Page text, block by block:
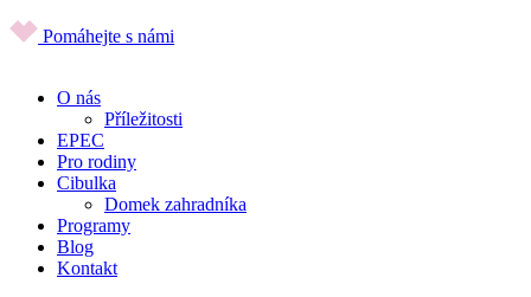
Pomáhejte s námi
O nás
Příležitosti
EPEC
Pro rodiny
Cibulka
Domek zahradníka
Programy
Blog
Kontakt